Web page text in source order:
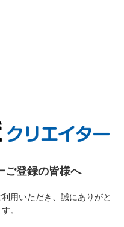
ご登録の皆様へ
用いただき、誠にありがと
。